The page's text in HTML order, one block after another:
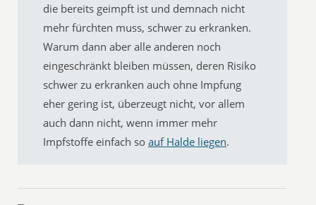
die bereits geimpft ist und demnach nicht
mehr fürchten muss, schwer zu erkranken.
Warum dann aber alle anderen noch
eingeschränkt bleiben müssen, deren Risiko
schwer zu erkranken auch ohne Impfung
eher gering ist, überzeugt nicht, vor allem
auch dann nicht, wenn immer mehr
Impfstoffe einfach soauf Halde liegen.